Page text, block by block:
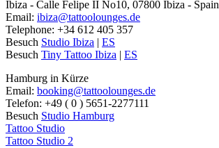
Ibiza - Calle Felipe II No10, 07800 Ibiza - Spain
Email: ibiza@tattoolounges.de
Telephone: +34 612 405 357
Besuch Studio Ibiza | ES
Besuch Tiny Tattoo Ibiza | ES
Hamburg in Kürze
Email: booking@tattoolounges.de
Telefon: +49 ( 0 ) 5651-2277111
Besuch Studio Hamburg
Tattoo Studio
Tattoo Studio 2